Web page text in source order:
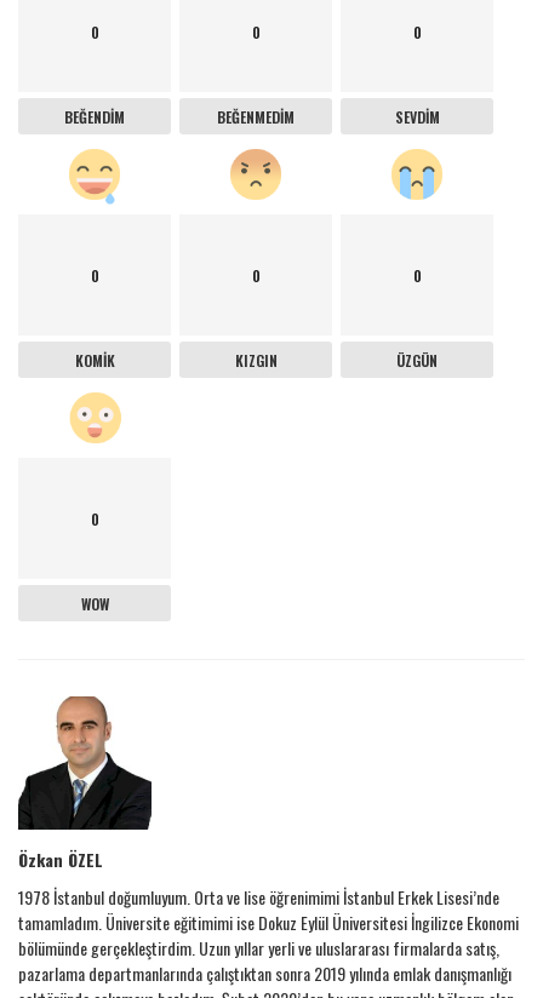
0
BEĞENDIM
0
BEĞENMEDIM
0
SEVDIM
0
KOMIK
0
KIZGIN
0
ÜZGÜN
0
WOW
Özkan ÖZEL
1978 İstanbul doğumluyum. Orta ve lise öğrenimimi İstanbul Erkek Lisesi’nde
tamamladım. Üniversite eğitimimi ise Dokuz Eylül Üniversitesi İngilizce Ekonomi
bölümünde gerçekleştirdim. Uzun yıllar yerli ve uluslararası firmalarda satış,
pazarlama departmanlarında çalıştıktan sonra 2019 yılında emlak danışmanlığı